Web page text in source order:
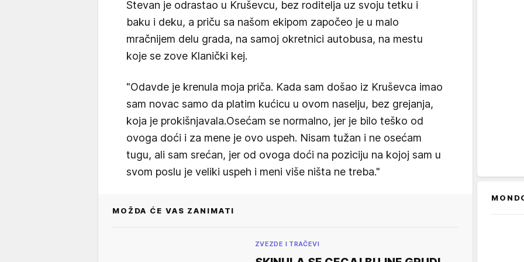
Stevan je odrastao u Kruševcu, bez roditelja uz svoju tetku i
baku i deku, a priču sa našom ekipom započeo je u malo
mračnijem delu grada, na samoj okretnici autobusa, na mestu
koje se zove Klanički kej.
"Odavde je krenula moja priča. Kada sam došao iz Kruševca imao
sam novac samo da platim kućicu u ovom naselju, bez grejanja,
koja je prokišnjavala.Osećam se normalno, jer je bilo teško od
ovoga doći i za mene je ovo uspeh. Nisam tužan i ne osećam
tugu, ali sam srećan, jer od ovoga doći na poziciju na kojoj sam u
svom poslu je veliki uspeh i meni više ništa ne treba."
MOŽDA ĆE VAS ZANIMATI
ZVEZDE I TRAČEVI